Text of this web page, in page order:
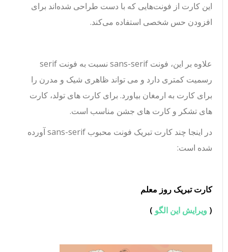
این کارت از فونت‌هایی که با دست طراحی شده‌اند برای
افزودن حس شخصی استفاده می‌کند.
علاوه بر این، فونت sans-serif نسبت به فونت serif
رسمیت کمتری دارد و می تواند ظاهری شیک و مدرن را
برای کارت به ارمغان بیاورد. برای کارت های تولد، کارت
های تشکر و کارت های جشن مناسب است.
در اینجا چند کارت تبریک فونت محبوب sans-serif آورده
شده است:
کارت تبریک روز معلم
ویرایش این الگو)